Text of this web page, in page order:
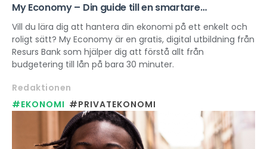
My Economy – Din guide till en smartare
vardagsekonomi
Vill du lära dig att hantera din ekonomi på ett enkelt och
roligt sätt? My Economy är en gratis, digital utbildning från
Resurs Bank som hjälper dig att förstå allt från
budgetering till lån på bara 30 minuter.
Redaktionen
#EKONOMI #PRIVATEKONOMI